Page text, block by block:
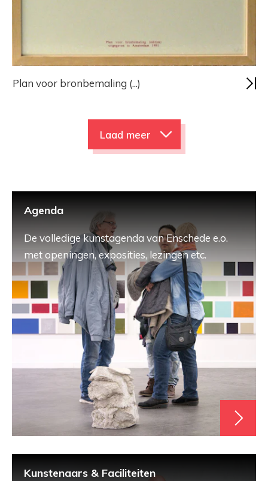
Plan voor bronbemaling (...)
Laad meer
Agenda
De volledige kunstagenda van Enschede e.o.
met openingen, exposities, lezingen etc.
Kunstenaars & Faciliteiten